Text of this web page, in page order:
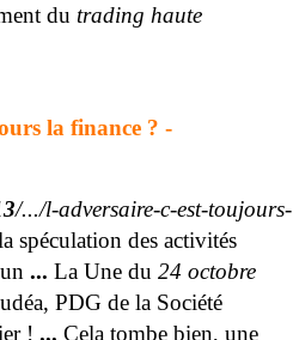
du trading haute
la finance ? -
/.../l-adversaire-c-est-
spéculation des activités
... La Une du 24 octobre
PDG de la Société
! ... Cela tombe bien, une